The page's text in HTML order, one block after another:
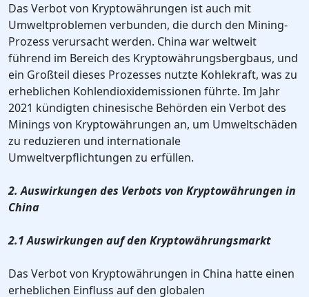
Das Verbot von Kryptowährungen ist auch mit
Umweltproblemen verbunden, die durch den Mining-
Prozess verursacht werden. China war weltweit
führend im Bereich des Kryptowährungsbergbaus, und
ein Großteil dieses Prozesses nutzte Kohlekraft, was zu
erheblichen Kohlendioxidemissionen führte. Im Jahr
2021 kündigten chinesische Behörden ein Verbot des
Minings von Kryptowährungen an, um Umweltschäden
zu reduzieren und internationale
Umweltverpflichtungen zu erfüllen.
2. Auswirkungen des Verbots von Kryptowährungen in
China
2.1 Auswirkungen auf den Kryptowährungsmarkt
Das Verbot von Kryptowährungen in China hatte einen
erheblichen Einfluss auf den globalen